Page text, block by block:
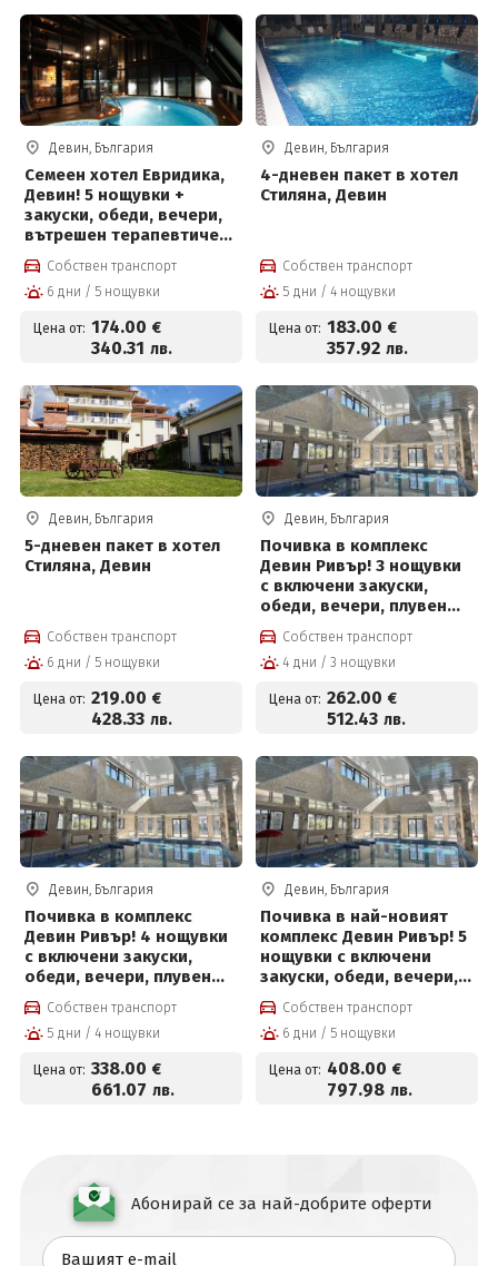
Девин, България
Семеен хотел Евридика,
Девин! 5 нощувки +
закуски, обеди, вечери,
вътрешен терапевтичен
басейн с минерална
вода, джакузи,
финландска сауна и
парна баня
Собствен транспорт
6 дни / 5 нощувки
Цена от: 174.00 €
340.31 лв.
Девин, България
4-дневен пакет в хотел
Стиляна, Девин
Собствен транспорт
5 дни / 4 нощувки
Цена от: 183.00 €
357.92 лв.
Девин, България
5-дневен пакет в хотел
Стиляна, Девин
Собствен транспорт
6 дни / 5 нощувки
Цена от: 219.00 €
428.33 лв.
Девин, България
Почивка в комплекс
Девин Ривър! 3 нощувки
с включени закуски,
обеди, вечери, плувен
басейн и Релакс център
Собствен транспорт
4 дни / 3 нощувки
Цена от: 262.00 €
512.43 лв.
Девин, България
Почивка в комплекс
Девин Ривър! 4 нощувки
с включени закуски,
обеди, вечери, плувен
басейн и Релакс център
Собствен транспорт
5 дни / 4 нощувки
Цена от: 338.00 €
661.07 лв.
Девин, България
Почивка в най-новият
комплекс Девин Ривър! 5
нощувки с включени
закуски, обеди, вечери,
плувен басейн и Релакс
център
Собствен транспорт
6 дни / 5 нощувки
Цена от: 408.00 €
797.98 лв.
Абонирай се за най-добрите оферти